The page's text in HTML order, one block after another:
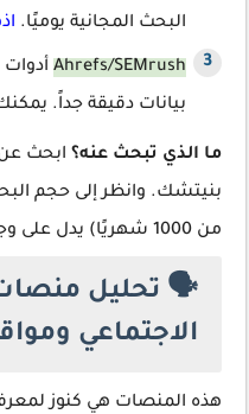
البحث المجانية يوميًا.
Ahrefs/SEMrush
بيانات دقيقة جداً.
ما الذي تبحث عنه؟ ابحث
بنيتشك. وانظر إلى حجم
من 1000 شهريًا) يدل على وجود اهتمام.
🗣️ تحليل
الاجتماعي
هذه المنصات هي كنوز